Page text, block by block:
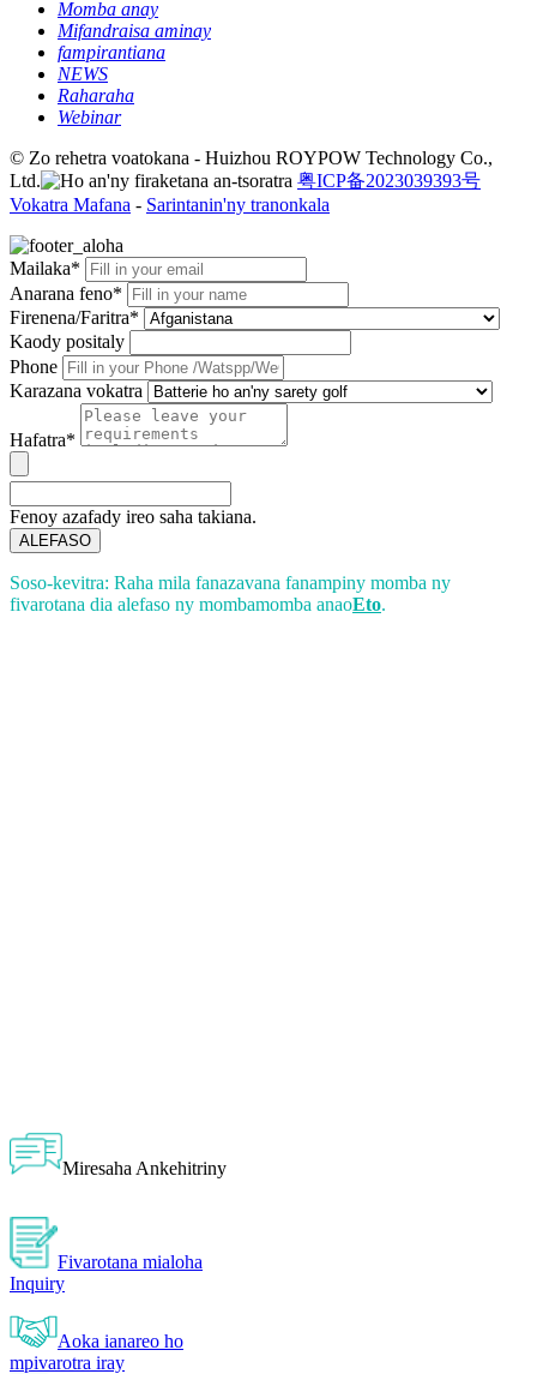
Momba anay
Mifandraisa aminay
fampirantiana
NEWS
Raharaha
Webinar
© Zo rehetra voatokana - Huizhou ROYPOW Technology Co.,
Ltd.
粤ICP备2023039393号
Vokatra Mafana - Sarintanin'ny tranonkala
Mailaka*
Anarana feno*
Firenena/Faritra*
Kaody positaly
Phone
Karazana vokatra
Hafatra*
Fenoy azafady ireo saha takiana.
ALEFASO
Soso-kevitra: Raha mila fanazavana fanampiny momba ny
fivarotana dia alefaso ny mombamomba anaoEto.
Miresaha Ankehitriny
Fivarotana mialoha
Inquiry
Aoka ianareo ho
mpivarotra iray